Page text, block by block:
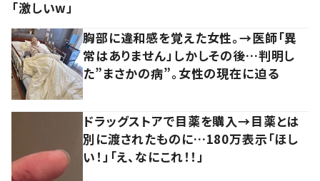
「激しいw」
胸部に違和感を覚えた女性。→医師「異
常はありません」しかしその後…判明し
た”まさかの病”。女性の現在に迫る
ドラッグストアで目薬を購入→目薬とは
別に渡されたものに…180万表示「ほし
い！」「え、なにこれ！！」